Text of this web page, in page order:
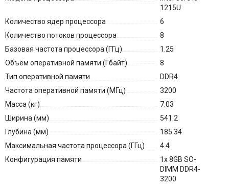
1215U
Количество ядер процессора
6
Количество потоков процессора
8
Базовая частота процессора (ГГц)
1.25
Объём оперативной памяти (Гбайт)
8
Тип оперативной памяти
DDR4
Частота оперативной памяти (МГц)
3200
Масса (кг)
7.03
Ширина (мм)
541.2
Глубина (мм)
185.34
Максимальная частота процессора (ГГц)
4.4
Конфигурация памяти
1x 8GB SO-
DIMM DDR4-
3200